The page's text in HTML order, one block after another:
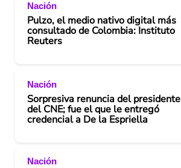
Nación
Pulzo, el medio nativo digital más
consultado de Colombia: Instituto
Reuters
Nación
Sorpresiva renuncia del presidente
del CNE; fue el que le entregó
credencial a De la Espriella
Nación